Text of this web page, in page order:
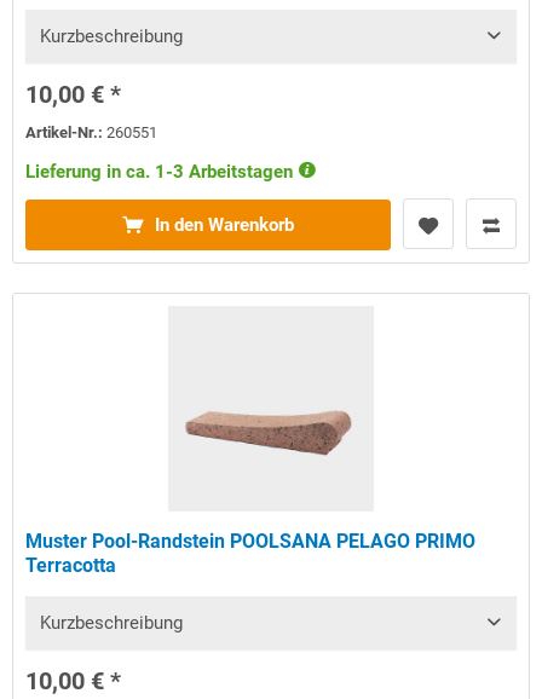
Kurzbeschreibung
10,00 € *
Artikel-Nr.:260551
Lieferung in ca. 1-3 Arbeitstagen
In den Warenkorb
Muster Pool-Randstein POOLSANA PELAGO PRIMO
Terracotta
Kurzbeschreibung
10,00 € *